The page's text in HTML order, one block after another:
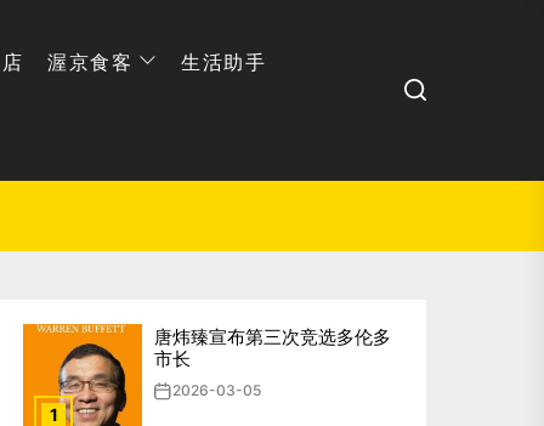
渥京食客 生活助手
Search
1
唐炜臻宣布第三次竞选多伦多
市长
2026-03-05